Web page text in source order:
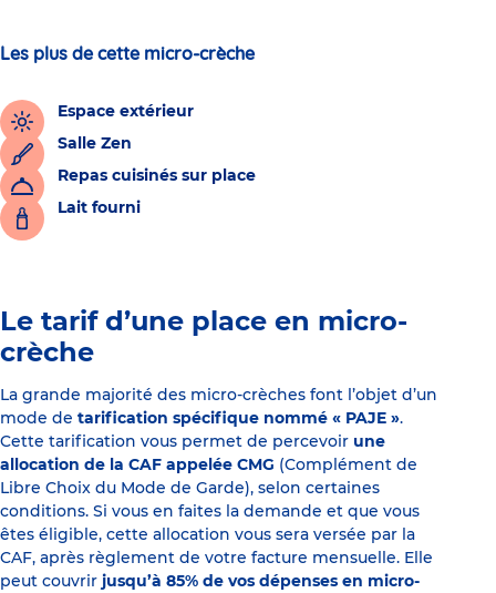
Les plus de cette micro-crèche
Espace extérieur
Salle Zen
Repas cuisinés sur place
Lait fourni
Le tarif d’une place en micro-
crèche
La grande majorité des micro-crèches font l’objet d’un
mode de tarification spécifique nommé « PAJE ».
Cette tarification vous permet de percevoir une
allocation de la CAF appelée CMG (Complément de
Libre Choix du Mode de Garde), selon certaines
conditions. Si vous en faites la demande et que vous
êtes éligible, cette allocation vous sera versée par la
CAF, après règlement de votre facture mensuelle. Elle
peut couvrir jusqu’à 85% de vos dépenses en micro-